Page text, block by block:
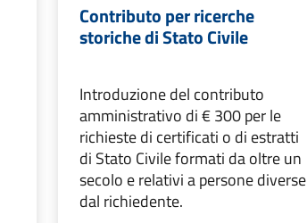
Contributo per ricerche
storiche di Stato Civile
Introduzione del contributo
amministrativo di € 300 per le
richieste di certificati o di estratti
di Stato Civile formati da oltre un
secolo e relativi a persone diverse
dal richiedente.